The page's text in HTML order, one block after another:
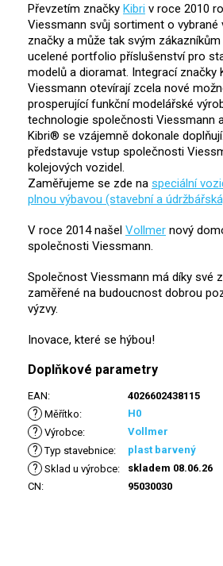
Převzetím značky Kibri v roce 2010
Viessmann svůj sortiment o
značky a může tak svým
ucelené portfolio příslušenství pro
modelů a dioramat. Integrací značky
Viessmann otevírají zcela nové
prosperující funkční modelářské
technologie společnosti Viessmann
Kibri® se vzájemně dokonale
představuje vstup společnosti
kolejových vozidel.
Zaměřujeme se zde na speciální
plnou výbavou (stavební a
V roce 2014 našel Vollmer nový
společnosti Viessmann.
Společnost Viessmann má díky své
zaměřené na budoucnost dobrou
výzvy.
Inovace, které se hýbou!
Doplňkové parametry
EAN: 4026602438115
? Měřítko: H0
? Výrobce: Vollmer
? Typ stavebnice: plast barvený
? Sklad u výrobce:
skladem 08.06.26
CN: 95030030